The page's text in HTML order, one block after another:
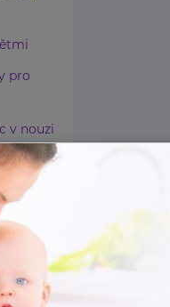
pro
v nouzi
a těla
osob ze